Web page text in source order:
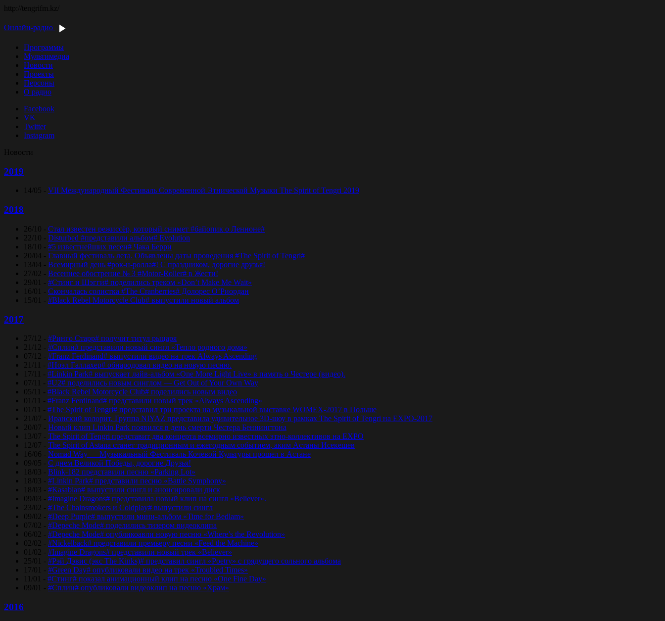
http://tengrifm.kz/
Онлайн-радио
Программы
Мультимедиа
Новости
Проекты
Персоны
О радио
Facebook
VK
Twitter
Instagram
Новости
2019
14/05 - VII Международный Фестиваль Современной Этнической Музыки The Spirit of Tengri 2019
2018
26/10 - Стал известен режиссёр, который снимет #байопик о Ленноне#
22/10 - Disturbed #представили альбом# Evolution
18/10 - #5 известнейших песен# Чака Берри
20/04 - Главный фестиваль лета. Объявлены даты проведения #The Spirit of Tengri#
13/04 - Всемирный день #рок-н-ролла#! С праздником, дорогие друзья!
27/02 - Весеннее обострение № 3 #Motor-Roller# в Жести!
29/01 - #Стинг и Шэгги# поделились треком «Don’t Make Me Wait»
16/01 - Скончалась солистка #The Cranberries# Долорес O’Риордан
15/01 - #Black Rebel Motorcycle Club# выпустили новый альбом
2017
27/12 - #Ринго Старр# получит титул рыцаря
21/12 - #Сплин# представили новый сингл «Тепло родного дома»
07/12 - #Franz Ferdinand# выпустили видео на трек Always Ascending
21/11 - #Ноэл Галлахер# обнародовал видео на новую песню.
17/11 - #Linkin Park# выпускает лайв-альбом «One More Light Live» в память о Честере (видео).
07/11 - #U2# поделились новым синглом — Get Out of Your Own Way
05/11 - #Black Rebel Motorcycle Club# поделились новым видео
01/11 - #Franz Ferdinand# представили новый трек «Always Ascending»
01/11 - #The Spirit of Tengri# представил три проекта на музыкальной выставке WOMEX-2017 в Польше
21/07 - Иранский колорит. Группа NIYAZ представила удивительное 3D-шоу в рамках The Spirit of Tengri на EXPO-2017
20/07 - Новый клип Linkin Park появился в день смерти Честера Беннингтона
13/07 - The Spirit of Tengri представит два концерта всемирно известных этно-коллективов на EXPO
12/07 - The Spirit of Astana станет традиционным и ежегодным событием, аким Астаны Исекешев
16/06 - Nomad Way — Музыкальный Фестиваль Кочевой Культуры прошел в Астане
09/05 - С днем Великой Победы, дорогие Друзья!
18/03 - Blink-182 представили песню «Parking Lot»
18/03 - #Linkin Park# представили песню «Bаttlе Sуmphоnу»
18/03 - #Kasabian# выпустили сингл и анонсировали диск
09/03 - #Imagine Dragons# представила новый клип на сингл «Believer».
23/02 - #The Chainsmokers и Coldplay# выпустили сингл
09/02 - #Deep Purple# выпустили мини-альбом «Time for Bedlam»
07/02 - #Depeche Mode# поделились тизером видеоклипа
06/02 - #Depeche Mode# опубликоавли новую песню «Where’s the Revolution»
02/02 - #Nickelback# представили премьеру песни «Feed the Machine»
01/02 - #Imagine Dragons# представили новый трек «Believer»
25/01 - #Рэй Дэвис (экс The Kinks)# представил сингл «Poetry» с грядущего сольного альбома
17/01 - #Green Day# опубликовали видео на трек «Troubled Times»
11/01 - #Стинг# показал анимационный клип на песню «One Fine Day»
09/01 - #Сплин# опубликовали видеоклип на песню «Храм»
2016